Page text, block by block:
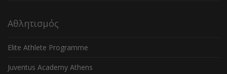
Αθλητισμός
Elite Athlete Programme
Juventus Academy Athens